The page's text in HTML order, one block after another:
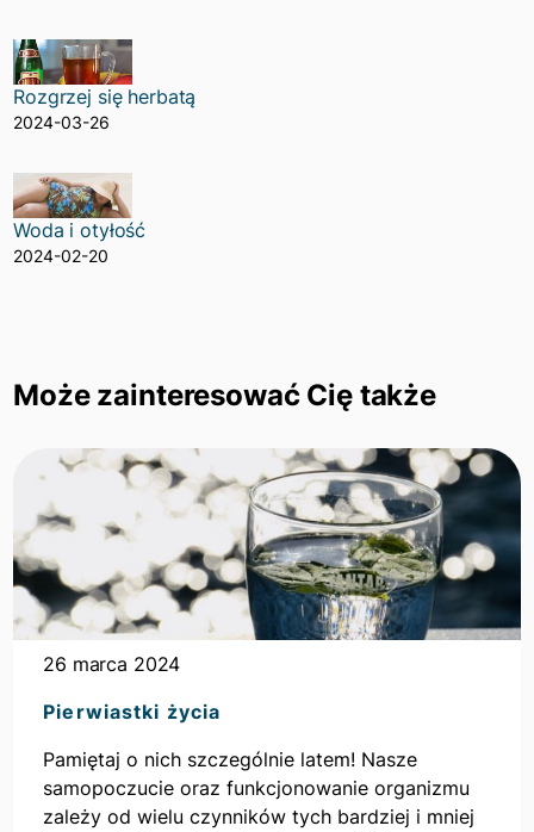
Rozgrzej się herbatą
2024-03-26
Woda i otyłość
2024-02-20
Może zainteresować Cię także
26 marca 2024
Pierwiastki życia
Pamiętaj o nich szczególnie latem! Nasze
samopoczucie oraz funkcjonowanie organizmu
zależy od wielu czynników tych bardziej i mniej